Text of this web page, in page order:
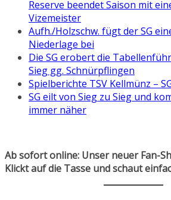
Reserve beendet Saison mit
Vizemeister
Aufh./Holzschw. fügt der SG
Niederlage bei
Die SG erobert die
Sieg gg. Schnürpflingen
Spielberichte TSV Kellmünz –
SG eilt von Sieg zu Sieg und
immer näher
Ab sofort online: Unser neuer Fan-
Klickt auf die Tasse und schaut